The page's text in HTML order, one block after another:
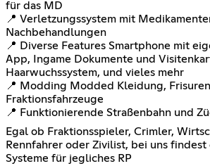
für das MD
📍 Verletzungssystem mit
Nachbehandlungen
📍 Diverse Features Smartphone mit
App, Ingame Dokumente und
Haarwuchssystem, und vieles mehr
📍 Modding Modded Kleidung,
Fraktionsfahrzeuge
📍 Funktionierende Straßenbahn und
Egal ob Fraktionsspieler, Crimler,
Rennfahrer oder Zivilist, bei uns
Systeme für jegliches RP